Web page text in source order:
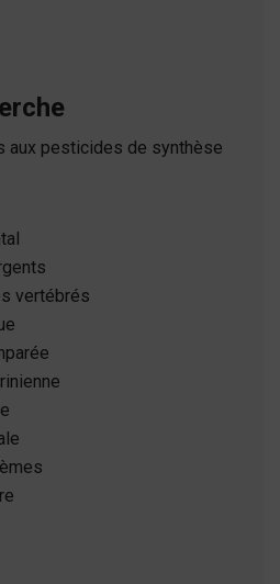
aux pesticides de synthèse
vertébrés